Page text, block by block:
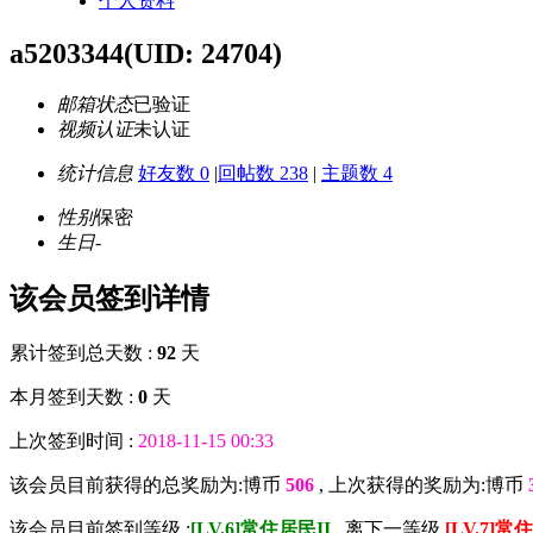
a5203344(UID: 24704)
邮箱状态已验证
视频认证未认证
统计信息 好友数 0 |回帖数 238 | 主题数 4
性别保密
生日-
该会员签到详情
累计签到总天数 : 92 天
本月签到天数 : 0 天
上次签到时间 : 2018-11-15 00:33
该会员目前获得的总奖励为:博币 506 , 上次获得的奖励为:博币